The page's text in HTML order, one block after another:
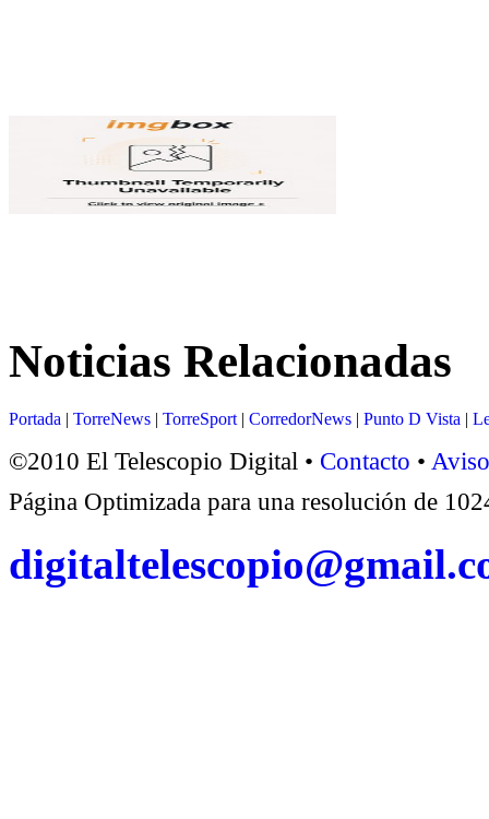
Noticias Relacionadas
Portada | TorreNews | TorreSport | CorredorNews | Punto D Vista |
©2010 El Telescopio Digital • Contacto •
Página Optimizada para una resolución de